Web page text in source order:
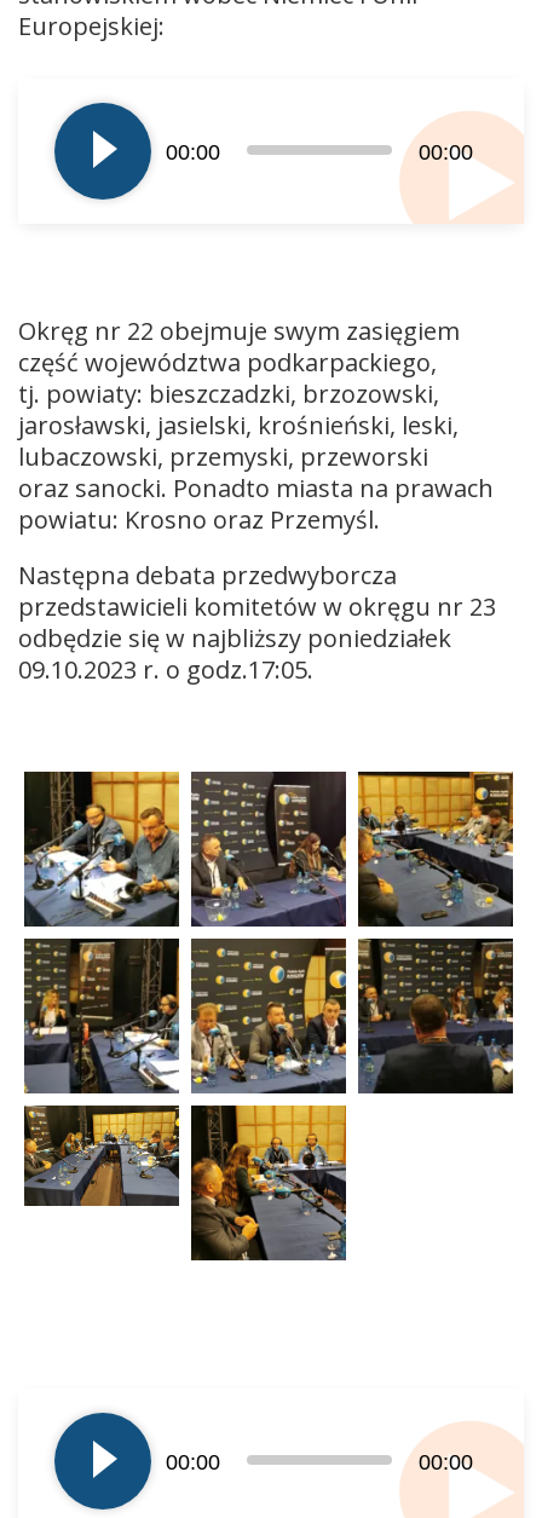
Europejskiej:
plików
dźwiękowych
00:00 00:00
Okręg nr 22 obejmuje swym zasięgiem
część województwa podkarpackiego,
tj. powiaty: bieszczadzki, brzozowski,
jarosławski, jasielski, krośnieński, leski,
lubaczowski, przemyski, przeworski
oraz sanocki. Ponadto miasta na prawach
powiatu: Krosno oraz Przemyśl.
Następna debata przedwyborcza
przedstawicieli komitetów w okręgu nr 23
odbędzie się w najbliższy poniedziałek
09.10.2023 r. o godz.17:05.
plików
dźwiękowych
00:00 00:00